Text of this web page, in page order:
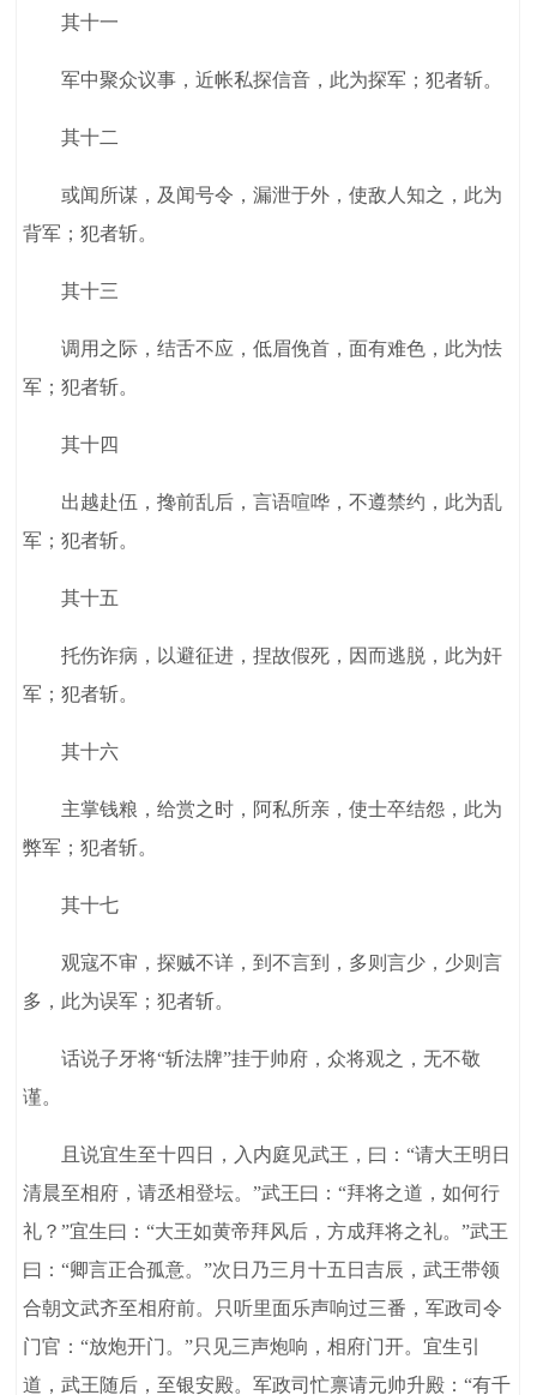
其十一
军中聚众议事，近帐私探信音，此为探军；犯者斩。
其十二
或闻所谋，及闻号令，漏泄于外，使敌人知之，此为
背军；犯者斩。
其十三
调用之际，结舌不应，低眉俛首，面有难色，此为怯
军；犯者斩。
其十四
出越赴伍，搀前乱后，言语喧哗，不遵禁约，此为乱
军；犯者斩。
其十五
托伤诈病，以避征进，捏故假死，因而逃脱，此为奸
军；犯者斩。
其十六
主掌钱粮，给赏之时，阿私所亲，使士卒结怨，此为
弊军；犯者斩。
其十七
观寇不审，探贼不详，到不言到，多则言少，少则言
多，此为误军；犯者斩。
话说子牙将“斩法牌”挂于帅府，众将观之，无不敬
谨。
且说宜生至十四日，入内庭见武王，曰：“请大王明日
清晨至相府，请丞相登坛。”武王曰：“拜将之道，如何行
礼？”宜生曰：“大王如黄帝拜风后，方成拜将之礼。”武王
曰：“卿言正合孤意。”次日乃三月十五日吉辰，武王带领
合朝文武齐至相府前。只听里面乐声响过三番，军政司令
门官：“放炮开门。”只见三声炮响，相府门开。宜生引
道，武王随后，至银安殿。军政司忙禀请元帅升殿：“有千